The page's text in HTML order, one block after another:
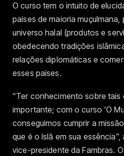
O curso tem o intuito de
países de maioria
universo halal (produtos e
obedecendo tradições
relações diplomáticas e
esses países.
“Ter conhecimento sobre tais
importante; com o curso ‘O
conseguimos cumprir a
que é o Islã em sua essência”,
vice-presidente da Fambras.